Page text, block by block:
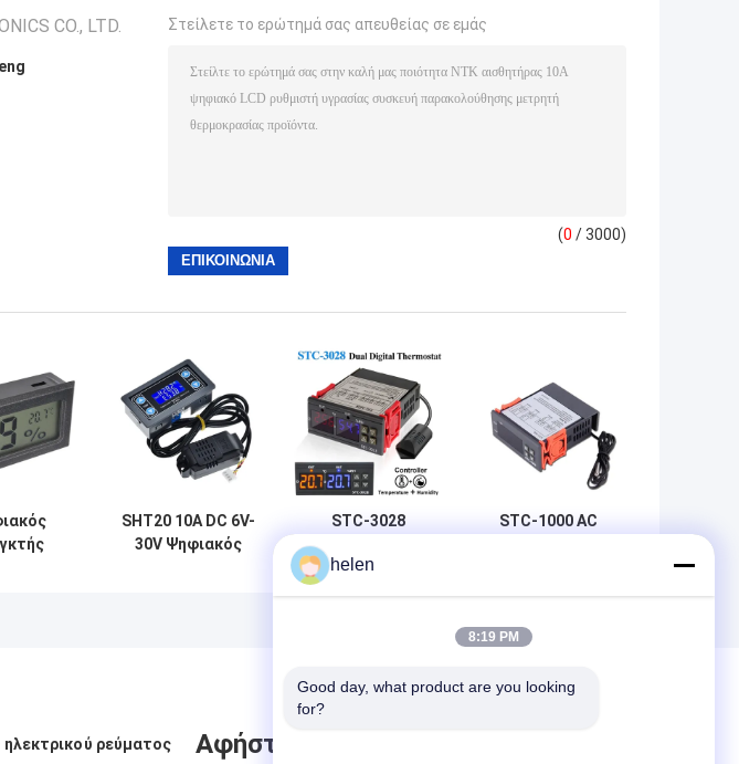
CO., LTD. Στείλετε το ερώτημά σας απευθείας σε εμάς
(0 / 3000)
SHT20 10A DC 6V-
30V Ψηφιακός
STC-3028
Ψηφιακό Διπλής
STC-1000 AC
Σύστημα
Θερμοκρασίας
ρεύματος Αφήστε μήνυμα
helen
8:19 PM
Good day, what product are you looking
for?